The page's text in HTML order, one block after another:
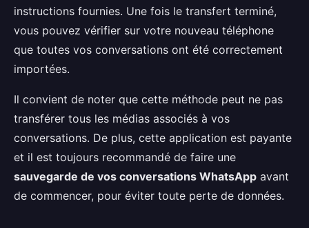
instructions fournies. Une fois le transfert terminé,
vous pouvez vérifier sur votre nouveau téléphone
que toutes vos conversations ont été correctement
importées.
Il convient de noter que cette méthode peut ne pas
transférer tous les médias associés à vos
conversations. De plus, cette application est payante
et il est toujours recommandé de faire une
sauvegarde de vos conversations WhatsApp avant
de commencer, pour éviter toute perte de données.